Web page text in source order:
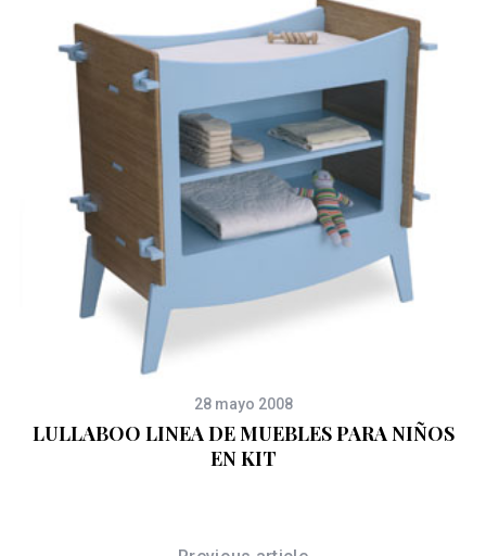
28 mayo 2008
LULLABOO LINEA DE MUEBLES PARA NIÑOS
EN KIT